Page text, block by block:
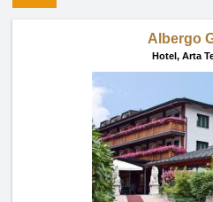
Albergo
Hotel, Arta